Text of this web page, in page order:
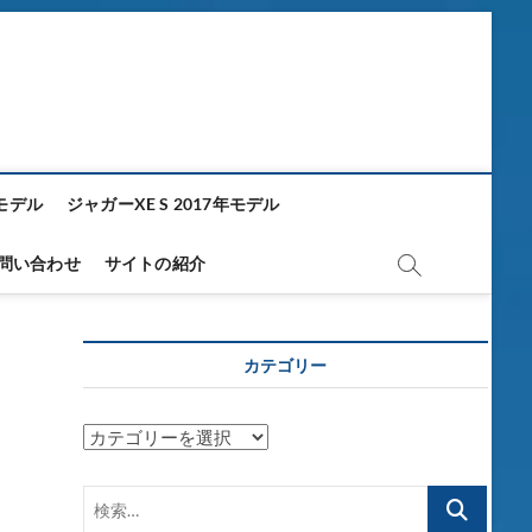
デル ジャガーXE S 2017年モデル
い合わせ サイトの紹介
カテゴリー
カ
ゴ
リ
索…